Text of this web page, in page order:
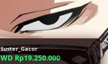
Suster_Gacor
WD Rp19.250.000